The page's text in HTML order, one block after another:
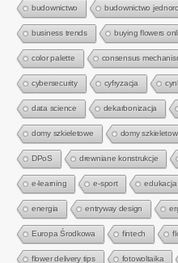
budownictwo budownictwo
business trends buying flowers
color palette consensus
cybersecurity cyfryzacja
data science dekarbonizacja
domy szkieletowe domy
DPoS drewniane konstrukcje
e-learning e-sport edukacja
energia entryway design
Europa Środkowa fintech
flower delivery tips fotowoltaika